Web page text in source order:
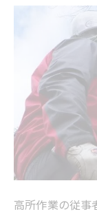
高所作業の従事